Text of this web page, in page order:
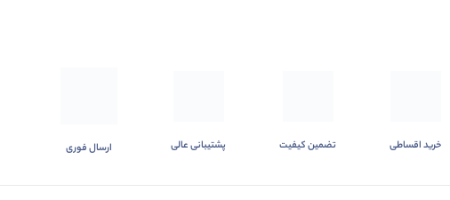
خرید اقساطی تضمین کیفیت پشتیبانی عالی ارسال فوری